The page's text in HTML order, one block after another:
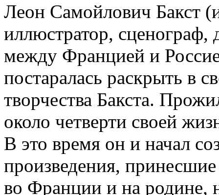
Леон Самойлович Бакст
иллюстратор, сценограф,
между Францией и
постаралась раскрыть в
творчества Бакста.
около четверти своей
В это время он и начал
произведения,
во Франции и на родине,